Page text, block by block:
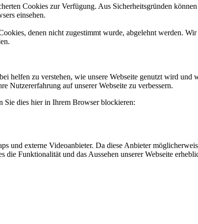
Cookies zur Verfügung. Aus Sicherheitsgründen
einsehen.
denen nicht zugestimmt wurde, abgelehnt werden.
helfen zu verstehen, wie unsere Webseite genutzt wird
Nutzererfahrung auf unserer Webseite zu verbessern.
Sie dies hier in Ihrem Browser blockieren:
und externe Videoanbieter. Da diese Anbieter
Funktionalität und das Aussehen unserer Webseite